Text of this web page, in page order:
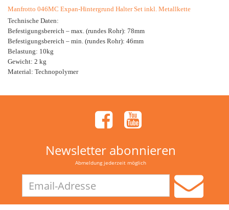
Manfrotto 046MC Expan-Hintergrund Halter Set inkl. Metallkette
Technische Daten:
Befestigungsbereich – max. (rundes Rohr): 78mm
Befestigungsbereich – min. (rundes Rohr): 46mm
Belastung: 10kg
Gewicht: 2 kg
Material: Technopolymer
Newsletter abonnieren
Abmeldung jederzeit möglich
Adresse